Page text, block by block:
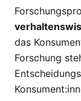
das
Forschung